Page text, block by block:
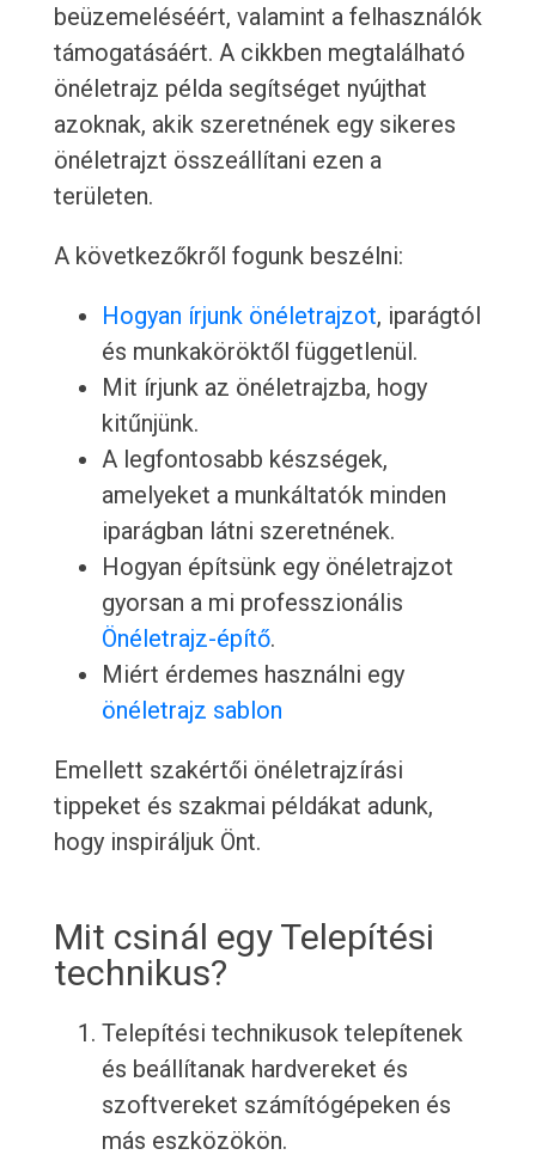
beüzemeléséért, valamint a felhasználók
támogatásáért. A cikkben megtalálható
önéletrajz példa segítséget nyújthat
azoknak, akik szeretnének egy sikeres
önéletrajzt összeállítani ezen a
területen.
A következőkről fogunk beszélni:
Hogyan írjunk önéletrajzot, iparágtól
és munkaköröktől függetlenül.
Mit írjunk az önéletrajzba, hogy
kitűnjünk.
A legfontosabb készségek,
amelyeket a munkáltatók minden
iparágban látni szeretnének.
Hogyan építsünk egy önéletrajzot
gyorsan a mi professzionális
Önéletrajz-építő.
Miért érdemes használni egy
önéletrajz sablon
Emellett szakértői önéletrajzírási
tippeket és szakmai példákat adunk,
hogy inspiráljuk Önt.
Mit csinál egy Telepítési
technikus?
Telepítési technikusok telepítenek
és beállítanak hardvereket és
szoftvereket számítógépeken és
más eszközökön.